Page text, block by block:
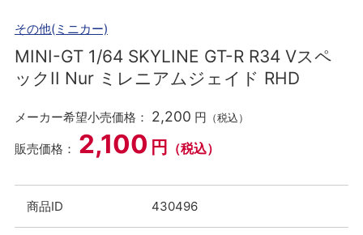
その他(ミニカー)
MINI-GT 1/64 SKYLINE GT-R R34 Vスペ
ックII Nur ミレニアムジェイド RHD
メーカー希望小売価格： 2,200 円 （税込）
販売価格： 2,100 円 （税込）
商品ID 430496